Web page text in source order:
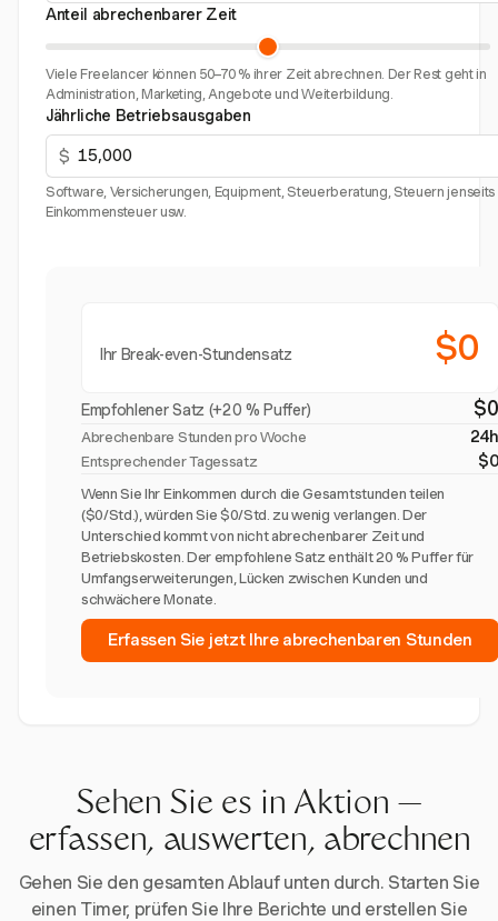
Anteil abrechenbarer Zeit
Viele Freelancer können 50–70 % ihrer Zeit abrechnen. Der Rest geht in
Administration, Marketing, Angebote und Weiterbildung.
Jährliche Betriebsausgaben
$
Software, Versicherungen, Equipment, Steuerberatung, Steuern
Einkommensteuer usw.
Ihr Break-even-Stundensatz $0
Empfohlener Satz (+20 % Puffer) $0
Abrechenbare Stunden pro Woche 24h
Entsprechender Tagessatz $0
Wenn Sie Ihr Einkommen durch die Gesamtstunden teilen
($0/Std.), würden Sie $0/Std. zu wenig verlangen. Der
Unterschied kommt von nicht abrechenbarer Zeit und
Betriebskosten. Der empfohlene Satz enthält 20 % Puffer für
Umfangserweiterungen, Lücken zwischen Kunden und
schwächere Monate.
Erfassen Sie jetzt Ihre abrechenbaren Stunden
Sehen Sie es in Aktion —
erfassen, auswerten, abrechnen
Gehen Sie den gesamten Ablauf unten durch. Starten Sie
einen Timer, prüfen Sie Ihre Berichte und erstellen Sie